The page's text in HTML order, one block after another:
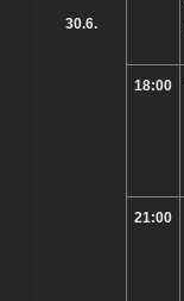
30.6.
18:00
21:00